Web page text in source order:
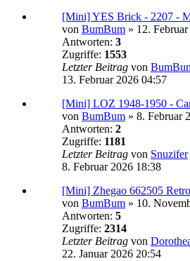
[Mini] YES Brick - 2207 -
von BumBum » 12.
Antworten: 3
Zugriffe: 1553
Letzter Beitrag von
13. Februar 2026 04:57
[Mini] LOZ 1948-1950 -
von BumBum » 8. Februar
Antworten: 2
Zugriffe: 1181
Letzter Beitrag von Snuzifer
8. Februar 2026 18:38
[Mini] Zhegao 662505
von BumBum » 10.
Antworten: 5
Zugriffe: 2314
Letzter Beitrag von
22. Januar 2026 20:54